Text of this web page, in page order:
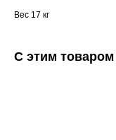
Вес 17 кг
С этим